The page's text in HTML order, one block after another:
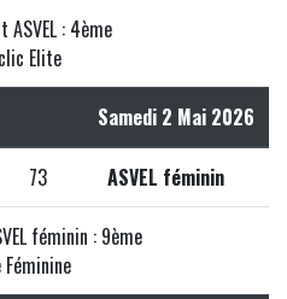
ASVEL : 4ème
Elite
Samedi 2 Mai 2026
73 ASVEL féminin
féminin : 9ème
Féminine